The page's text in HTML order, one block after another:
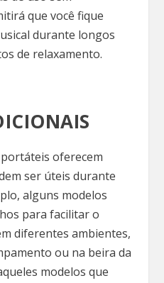
que você fique
durante longos
de relaxamento.
oferecem
ser úteis durante
alguns modelos
para facilitar o
diferentes ambientes,
ou na beira da
modelos que